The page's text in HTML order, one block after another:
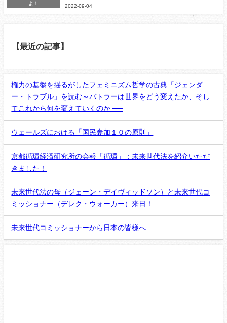
よ！
2022-09-04
【最近の記事】
権力の基盤を揺るがしたフェミニズム哲学の古典「ジェンダ
ー・トラブル」を読む～バトラーは世界をどう変えたか、そし
てこれから何を変えていくのか ──
ウェールズにおける「国民参加１０の原則」
京都循環経済研究所の会報「循環」：未来世代法を紹介いただ
きました！
未来世代法の母（ジェーン・デイヴィッドソン）と未来世代コ
ミッショナー（デレク・ウォーカー）来日！
未来世代コミッショナーから日本の皆様へ